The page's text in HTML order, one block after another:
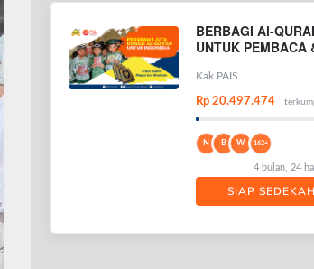
BERBAGI Al-
UNTUK PEMBACA
QURAN
Kak PAIS
Rp 20.497.474
N B W 162+
4 bulan, 24
SIAP SEDEKAH